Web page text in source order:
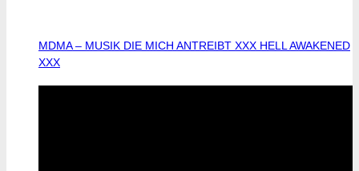
MDMA – MUSIK DIE MICH ANTREIBT XXX HELL AWAKENED
XXX